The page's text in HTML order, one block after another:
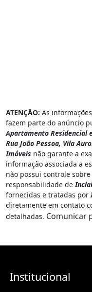
ATENÇÃO: As
fazem parte do anúncio
Apartamento Residencial
Rua João Pessoa, Vila
Imóveis não garante a
informação associada a
não possui controle
responsabilidade de
fornecidas e tratadas por
diretamente em contato
detalhadas. Comunicar
Institucional